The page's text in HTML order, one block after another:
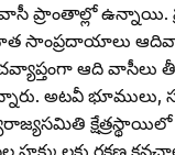
ప్రాంతాల్లో ఉన్నాయి.
సాంప్రదాయాలు
ఆది వాసీలు
అటవీ భూములు,
క్షేత్రస్థాయిలో
హక్కులకు రక్షణ